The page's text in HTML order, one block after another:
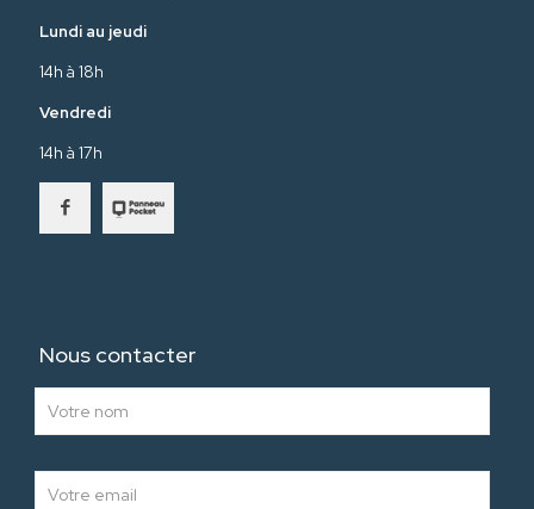
Lundi au jeudi
14h à 18h
Vendredi
14h à 17h
Nous contacter